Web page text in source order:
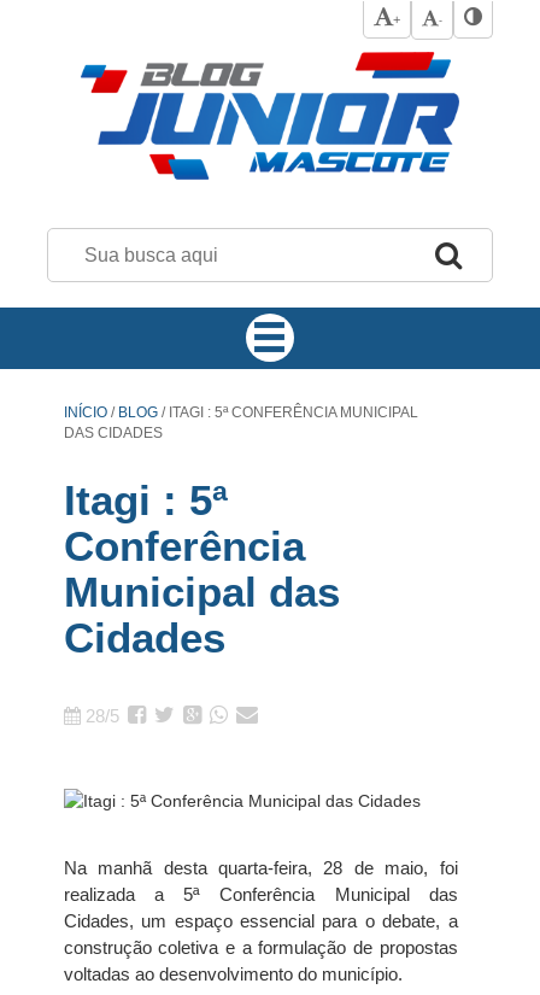
+ -
INÍCIO / BLOG /ITAGI : 5ª CONFERÊNCIA MUNICIPAL
DAS CIDADES
Itagi : 5ª
Conferência
Municipal das
Cidades
28/5
Na manhã desta quarta-feira, 28 de maio, foi
realizada a 5ª Conferência Municipal das
Cidades, um espaço essencial para o debate, a
construção coletiva e a formulação de propostas
voltadas ao desenvolvimento do município.